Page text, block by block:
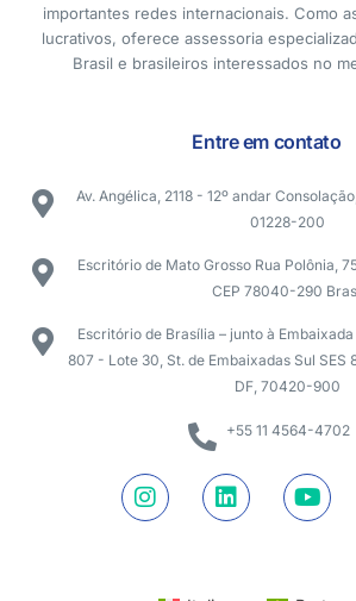
importantes redes internacionais. Como
lucrativos, oferece assessoria
Brasil e brasileiros interessados no
Entre em contato
Av. Angélica, 2118 - 12º andar
01228-200
Escritório de Mato Grosso Rua Polônia,
CEP 78040-290
Escritório de Brasília – junto à
807 - Lote 30, St. de Embaixadas Sul SES
DF, 70420-900
+55 11 4564-4702